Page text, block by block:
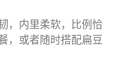
，内里柔软，比例恰
，或者随时搭配扁豆